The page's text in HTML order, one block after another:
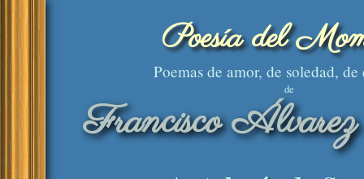
Poesía del
Poemas de amor, de soledad, de
de
Francisco